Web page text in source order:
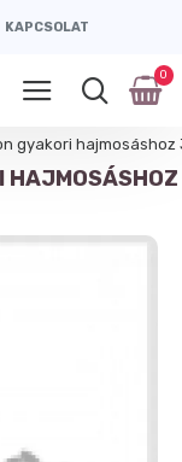
KAPCSOLAT
0
gyakori hajmosáshoz
HAJMOSÁSHOZ